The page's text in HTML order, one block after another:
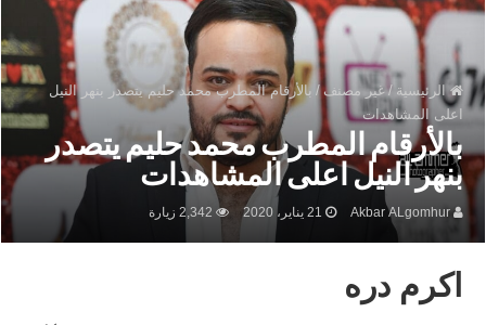
الرئيسية / غير مصنف / بالأرقام المطرب محمد حليم يتصدر بنهر النيل
اعلى المشاهدات
بالأرقام المطرب محمد حليم يتصدر
بنهر النيل اعلى المشاهدات
Akbar ALgomhur 21 يناير، 2020 2,342 زيارة
اكرم دره